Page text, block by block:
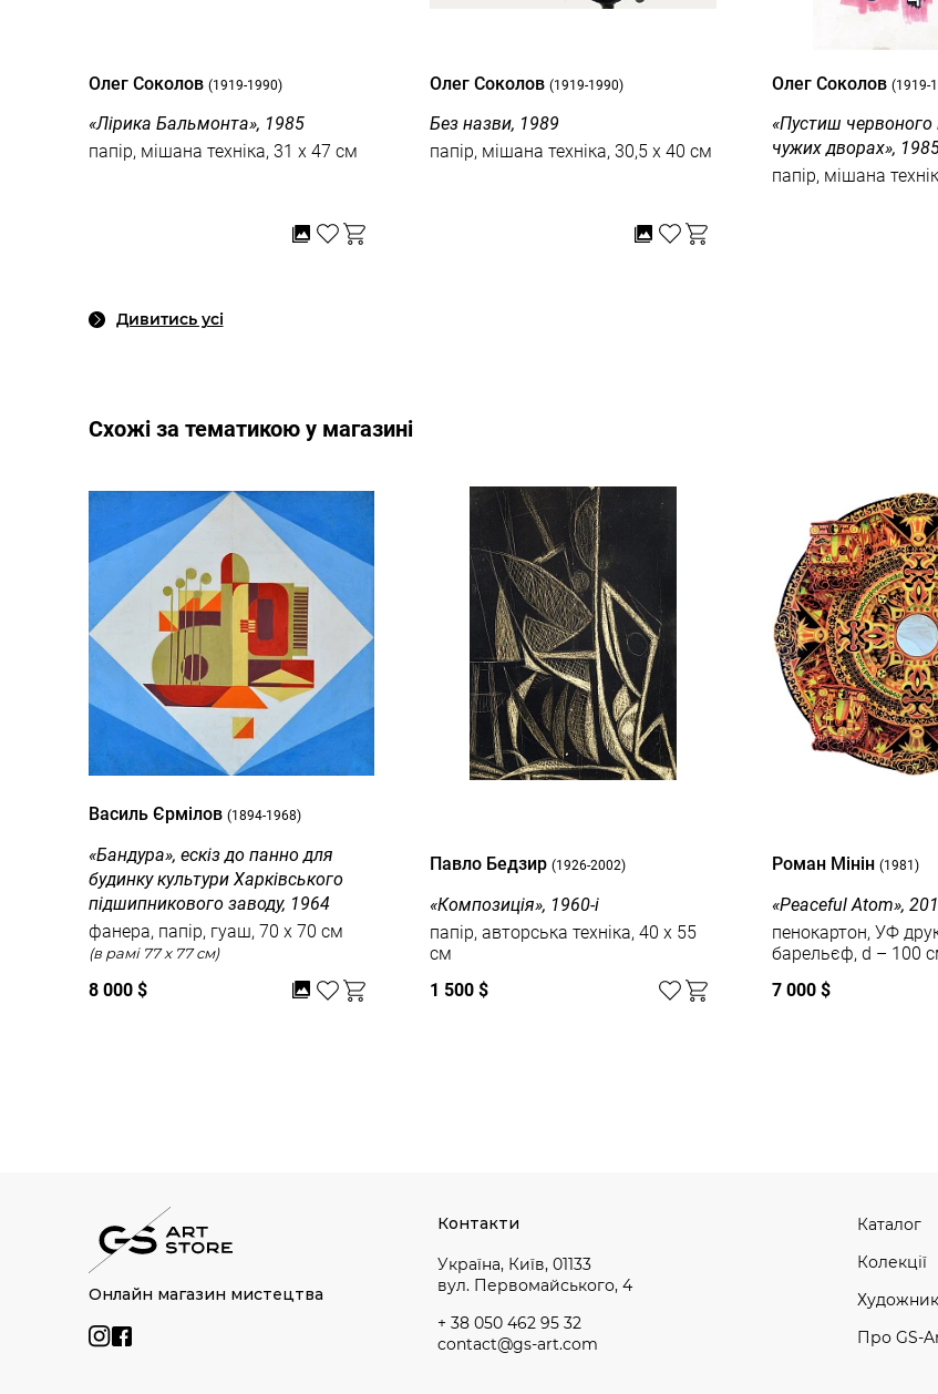
Олег Соколов (1919-1990)
«Лірика Бальмонта», 1985
папір, мішана техніка, 31 x 47 см
Олег Соколов(1919-1990)
Без назви, 1989
папір, мішана техніка, 30,5 x 40 см
Олег Соколов (1919-
«Пустиш червоного
чужих дворах»,
папір, мішана
Дивитись усі
Cхожі за тематикою у магазині
Василь Єрмілов (1894-1968)
«Бандура», ескіз до панно для
будинку культури Харківського
підшипникового заводу, 1964
фанера, папір, гуаш, 70 x 70 см
(в рамі 77 x 77 см)
8 000 $
Павло Бедзир(1926-2002)
«Композиція», 1960-і
папір, авторська техніка, 40 x 55
см
1 500 $
Роман Мінін (1981)
«Peaceful Atom»,
пенокартон, УФ
барельєф, d – 100
7 000 $
Онлайн магазин мистецтва
Контакти
Україна, Київ, 01133
вул. Первомайського, 4
+ 38 050 462 95 32
contact@gs-art.com
Каталог
Колекції
Про GS-